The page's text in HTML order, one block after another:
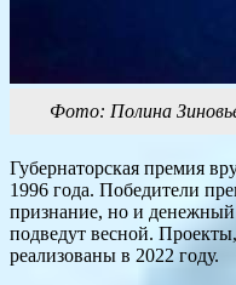
Фото: Полина
Губернаторская премия
1996 года. Победители
признание, но и
подведут весной.
реализованы в 2022 году.